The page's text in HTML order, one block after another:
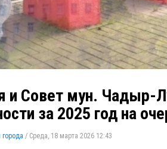
и Совет мун. Чадыр-
за 2025 год на
/ Среда, 18 марта 2026 12:43